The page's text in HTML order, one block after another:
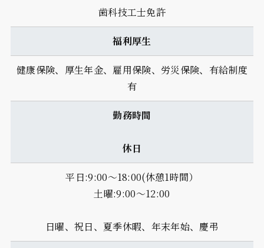
歯科技工士免許
福利厚生
健康保険、厚生年金、雇用保険、労災保険、有給制度
有
勤務時間
休日
平日:9:00～18:00(休憩1時間）
土曜:9:00～12:00
日曜、祝日、夏季休暇、年末年始、慶弔